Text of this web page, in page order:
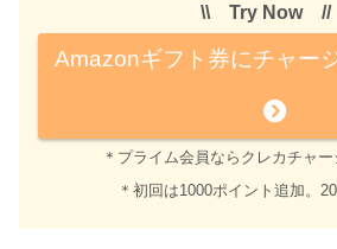
\\ Try Now //
Amazonギフト券にチャー
＊プライム会員ならクレカチャ
＊初回は1000ポイント追加。